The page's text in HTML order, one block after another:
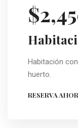
Habitación
huerto.
RESERVA